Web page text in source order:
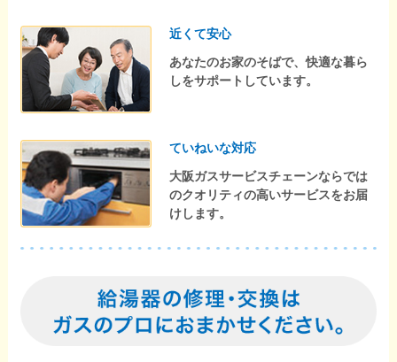
近くて安心
あなたのお家のそばで、快適な暮ら
しをサポートしています。
ていねいな対応
大阪ガスサービスチェーンならでは
のクオリティの高いサービスをお届
けします。